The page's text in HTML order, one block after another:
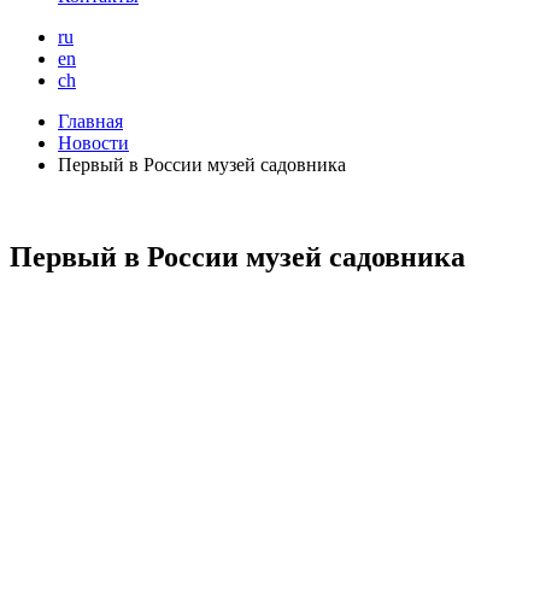
ru
en
ch
Главная
Новости
Первый в России музей садовника
Первый в России музей садовника